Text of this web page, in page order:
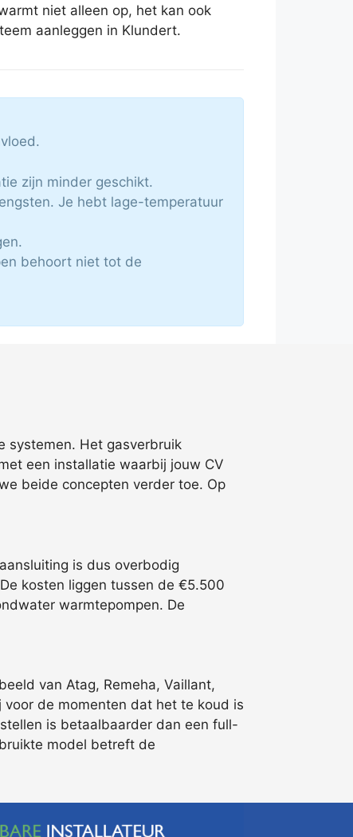
niet alleen op, het kan ook
aanleggen in Klundert.
zijn minder geschikt.
Je hebt lage-temperatuur
behoort niet tot de
systemen. Het gasverbruik
een installatie waarbij jouw CV
beide concepten verder toe. Op
is dus overbodig
kosten liggen tussen de €5.500
warmtepompen. De
van Atag, Remeha, Vaillant,
voor de momenten dat het te koud is
is betaalbaarder dan een full-
model betreft de